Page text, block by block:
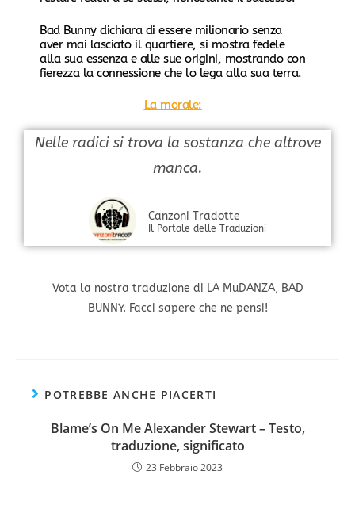
Bad Bunny dichiara di essere milionario senza
aver mai lasciato il quartiere, si mostra fedele
alla sua essenza e alle sue origini, mostrando con
fierezza la connessione che lo lega alla sua terra.
La morale:
Nelle radici si trova la sostanza che altrove
manca.
Canzoni Tradotte
Il Portale delle Traduzioni
Vota la nostra traduzione di LA MuDANZA, BAD
BUNNY. Facci sapere che ne pensi!
POTREBBE ANCHE PIACERTI
Blame’s On Me Alexander Stewart – Testo,
traduzione, significato
23 Febbraio 2023